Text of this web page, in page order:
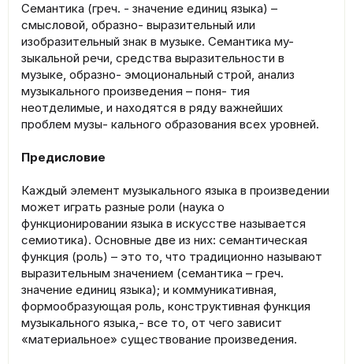
Семантика (греч. - значение единиц языка) –
смысловой, образно- выразительный или
изобразительный знак в музыке. Семантика му-
зыкальной речи, средства выразительности в
музыке, образно- эмоциональный строй, анализ
музыкального произведения – поня- тия
неотделимые, и находятся в ряду важнейших
проблем музы- кального образования всех уровней.
Предисловие
Каждый элемент музыкального языка в произведении
может играть разные роли (наука о
функционировании языка в искусстве называется
семиотика). Основные две из них: семантическая
функция (роль) – это то, что традиционно называют
выразительным значением (семантика – греч.
значение единиц языка); и коммуникативная,
формообразующая роль, конструктивная функция
музыкального языка,- все то, от чего зависит
«материальное» существование произведения.